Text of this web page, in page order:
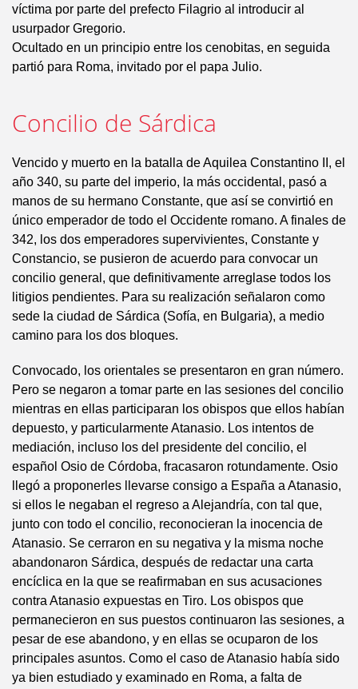
víctima por parte del prefecto Filagrio al introducir al
usurpador Gregorio.
Ocultado en un principio entre los cenobitas, en seguida
partió para Roma, invitado por el papa Julio.
Concilio de Sárdica
Vencido y muerto en la batalla de Aquilea Constantino II, el
año 340, su parte del imperio, la más occidental, pasó a
manos de su hermano Constante, que así se convirtió en
único emperador de todo el Occidente romano. A finales de
342, los dos emperadores supervivientes, Constante y
Constancio, se pusieron de acuerdo para convocar un
concilio general, que definitivamente arreglase todos los
litigios pendientes. Para su realización señalaron como
sede la ciudad de Sárdica (Sofía, en Bulgaria), a medio
camino para los dos bloques.
Convocado, los orientales se presentaron en gran número.
Pero se negaron a tomar parte en las sesiones del concilio
mientras en ellas participaran los obispos que ellos habían
depuesto, y particularmente Atanasio. Los intentos de
mediación, incluso los del presidente del concilio, el
español Osio de Córdoba, fracasaron rotundamente. Osio
llegó a proponerles llevarse consigo a España a Atanasio,
si ellos le negaban el regreso a Alejandría, con tal que,
junto con todo el concilio, reconocieran la inocencia de
Atanasio. Se cerraron en su negativa y la misma noche
abandonaron Sárdica, después de redactar una carta
encíclica en la que se reafirmaban en sus acusaciones
contra Atanasio expuestas en Tiro. Los obispos que
permanecieron en sus puestos continuaron las sesiones, a
pesar de ese abandono, y en ellas se ocuparon de los
principales asuntos. Como el caso de Atanasio había sido
ya bien estudiado y examinado en Roma, a falta de